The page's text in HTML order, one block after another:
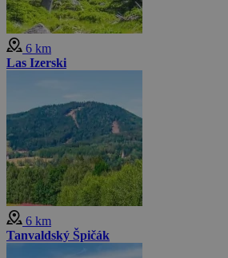
6 km
Las Izerski
6 km
Tanvaldský Špičák